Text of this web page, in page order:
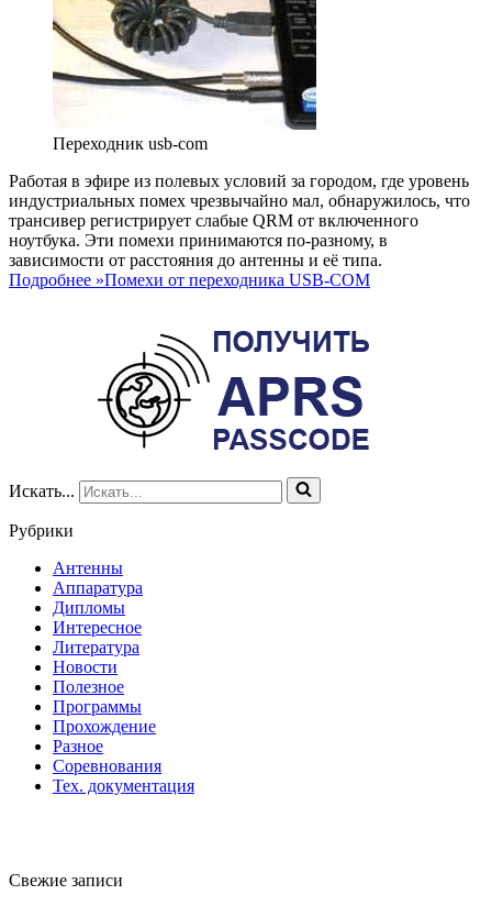
Переходник usb-com
Работая в эфире из полевых условий за городом, где уровень
индустриальных помех чрезвычайно мал, обнаружилось, что
трансивер регистрирует слабые QRM от включенного
ноутбука. Эти помехи принимаются по-разному, в
зависимости от расстояния до антенны и её типа.
Подробнее »Помехи от переходника USB-COM
Искать...
Рубрики
Антенны
Аппаратура
Дипломы
Интересное
Литература
Новости
Полезное
Программы
Прохождение
Разное
Соревнования
Тех. документация
Свежие записи